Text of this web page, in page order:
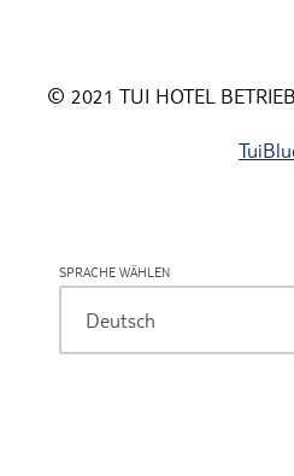
© 2021 TUI HOTEL
SPRACHE WÄHLEN
Deutsch